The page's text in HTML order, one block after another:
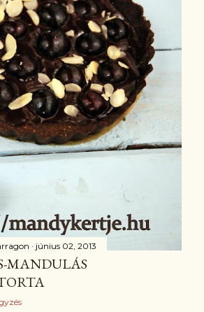
június 02, 2013
MANDULÁS